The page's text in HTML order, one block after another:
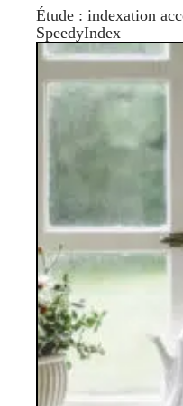
Étude : indexation
SpeedyIndex